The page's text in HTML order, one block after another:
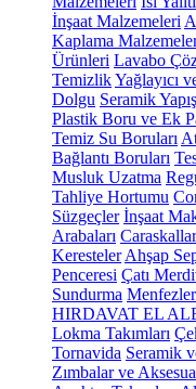
İnşaat Malzemeleri
Kaplama
Ürünleri Lavabo
TemizlikYağlayıcı
Dolgu Seramik
Plastik Boru ve Ek
Temiz Su Boruları
Bağlantı Boruları
Musluk Uzatma
Tahliye Hortumu
Süzgeçler İnşaat
Arabaları Caraskallar
Keresteler Ahşap
Penceresi Çatı
Sundurma Menfezler
HIRDAVAT EL
Lokma Takımları
Tornavida Seramik
Zımbalar ve